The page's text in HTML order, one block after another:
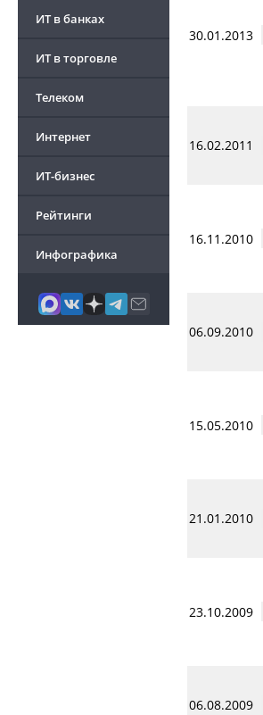
ИТ в банках
ИТ в торговле
Телеком
Интернет
ИТ-бизнес
Рейтинги
Инфографика
30.01.2013
16.02.2011
16.11.2010
06.09.2010
15.05.2010
21.01.2010
23.10.2009
06.08.2009